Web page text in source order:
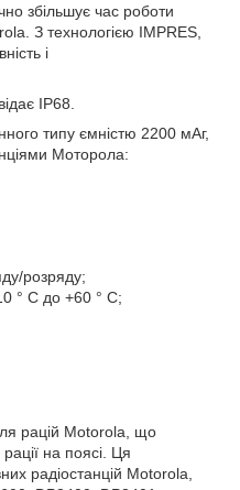
збільшує час роботи
З технологією IMPRES,
і
IP68.
типу ємністю 2200 мАг,
Моторола:
розряду;
° C до +60 ° C;
рацій Motorola, що
на поясі. Ця
радіостанцій Motorola,